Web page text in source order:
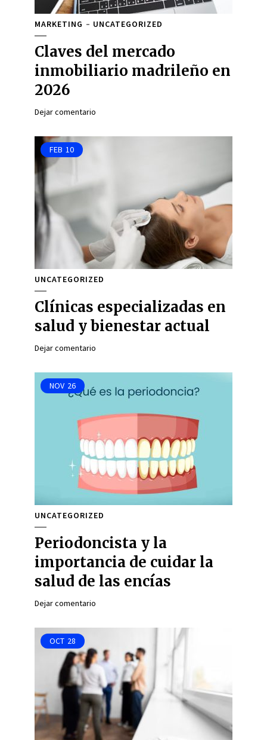
MARKETING UNCATEGORIZED
Claves del mercado
inmobiliario madrileño en
2026
Dejar comentario
FEB 10
UNCATEGORIZED
Clínicas especializadas en
salud y bienestar actual
Dejar comentario
NOV 26
UNCATEGORIZED
Periodoncista y la
importancia de cuidar la
salud de las encías
Dejar comentario
OCT 28